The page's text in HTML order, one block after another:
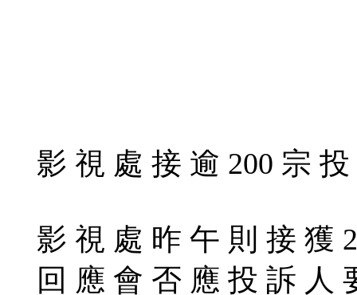
影 視 處 接 逾 200 宗
影 視 處 昨 午 則 接 獲
回 應 會 否 應 投 訴 人